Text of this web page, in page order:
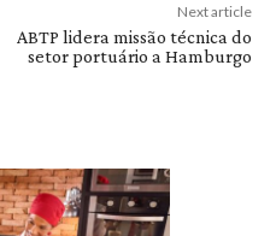
Next article
ABTP lidera missão técnica do
setor portuário a Hamburgo